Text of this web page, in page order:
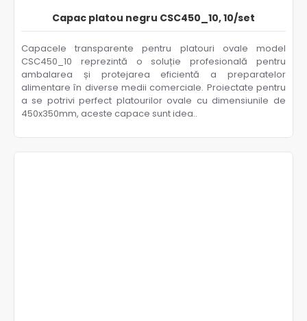
Capac platou negru CSC450_10, 10/set
Capacele transparente pentru platouri ovale model
CSC450_10 reprezintă o soluție profesională pentru
ambalarea și protejarea eficientă a preparatelor
alimentare în diverse medii comerciale. Proiectate pentru
a se potrivi perfect platourilor ovale cu dimensiunile de
450x350mm, aceste capace sunt idea..